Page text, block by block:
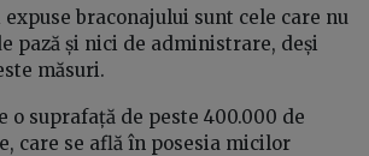
braconajului sunt cele care nu
pază și nici de administrare, deși
măsuri.
o suprafață de peste 400.000 de
care se află în posesia micilor